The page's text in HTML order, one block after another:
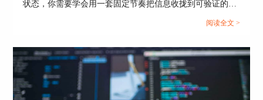
状态，你需要学会用一套固定节奏把信息收拢到可验证的线
索上。把目标拆成两层会更顺：先做到能定位入口与关键函
层面。...
阅读全文 >